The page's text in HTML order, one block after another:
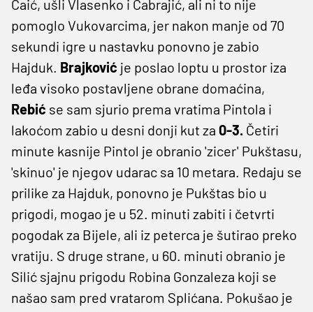
Čaić, ušli Vlasenko i Čabrajić, ali ni to nije
pomoglo Vukovarcima, jer nakon manje od 70
sekundi igre u nastavku ponovno je zabio
Hajduk. Brajković je poslao loptu u prostor iza
leđa visoko postavljene obrane domaćina,
Rebić se sam sjurio prema vratima Pintola i
lakoćom zabio u desni donji kut za 0-3. Četiri
minute kasnije Pintol je obranio 'zicer' Pukštasu,
'skinuo' je njegov udarac sa 10 metara. Redaju se
prilike za Hajduk, ponovno je Pukštas bio u
prigodi, mogao je u 52. minuti zabiti i četvrti
pogodak za Bijele, ali iz peterca je šutirao preko
vratiju. S druge strane, u 60. minuti obranio je
Silić sjajnu prigodu Robina Gonzaleza koji se
našao sam pred vratarom Splićana. Pokušao je